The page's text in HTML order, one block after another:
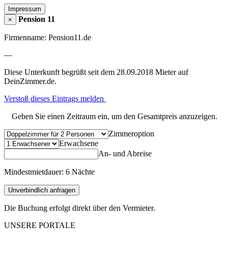
Impressum
×
Pension 11
Firmenname: Pension11.de
—
Diese Unterkunft begrüßt seit dem 28.09.2018 Mieter auf
DeinZimmer.de.
Verstoß dieses Eintrags melden
Geben Sie einen Zeitraum ein, um den Gesamtpreis anzuzeigen.
Zimmeroption
Erwachsene
An- und Abreise
Mindestmietdauer: 6 Nächte
Unverbindlich anfragen
Die Buchung erfolgt direkt über den Vermieter.
UNSERE PORTALE